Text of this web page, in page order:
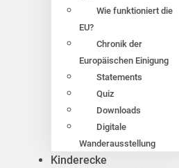
Wie funktioniert die
EU?
Chronik der
Europäischen Einigung
Statements
Quiz
Downloads
Digitale
Wanderausstellung
Kinderecke